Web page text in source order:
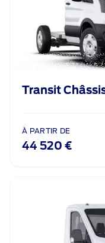
Transit
À PARTIR DE
44 520 €